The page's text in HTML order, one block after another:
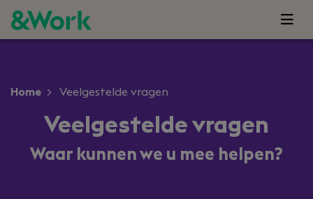
Home Veelgestelde vragen
Veelgestelde vragen
Waar kunnen we u mee helpen?